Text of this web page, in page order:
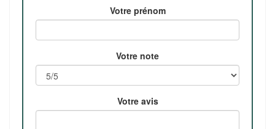
Votre prénom
Votre note
Votre avis